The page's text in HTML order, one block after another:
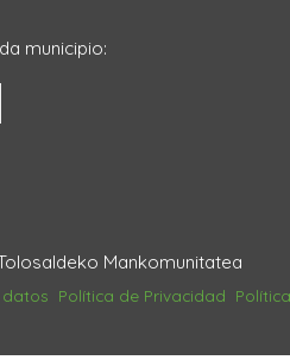
municipio:
Mankomunitatea
datos Política de Privacidad